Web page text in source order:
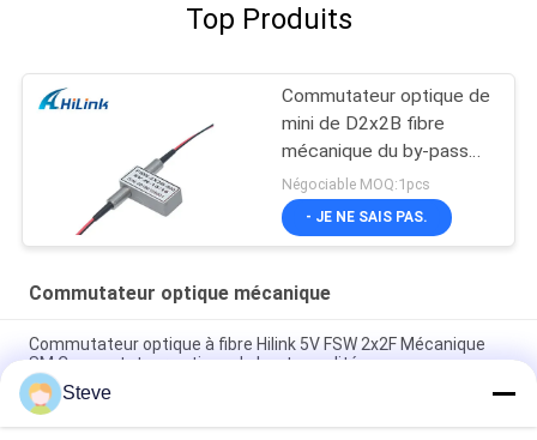
Top Produits
Commutateur optique de
mini de D2x2B fibre
mécanique du by-pass
1310nm 1550nm
Négociable MOQ:1pcs
- JE NE SAIS PAS.
Commutateur optique mécanique
Commutateur optique à fibre Hilink 5V FSW 2x2F Mécanique
SM Commutateur optique de haute qualité
Adaptateur convertisseur fibre double vers fibre simple 1U
Rack DF-SF-CVR-LGX QSFP QSFP28 40 100G 80KM
Steve